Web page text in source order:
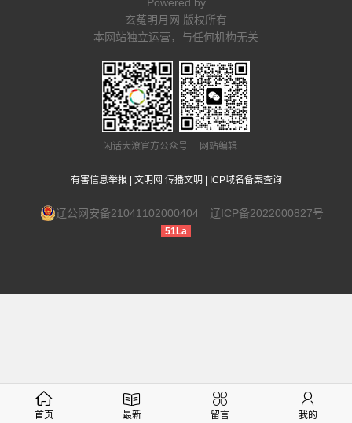
玄菟明月网 版权所有
本网站独立运营，与任何机构无关
闲话大潦官方公众号 网站编辑
有害信息举报 文明网 传播文明 ICP域名备案查询
辽公网安备21041102000404 辽ICP备2022000827号
51La
首页 最新 留言 我的